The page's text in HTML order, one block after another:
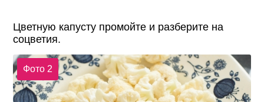
Цветную капусту промойте и разберите на
соцветия.
Фото 2